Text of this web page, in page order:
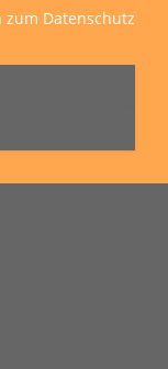
Datenschutz